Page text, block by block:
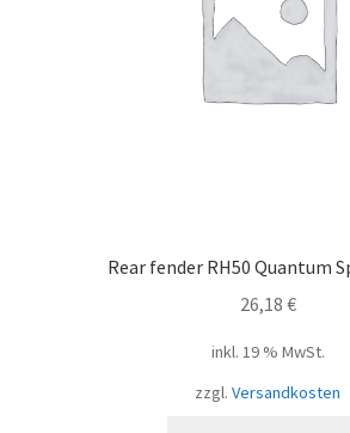
Rear fender RH50 Quantum
26,18 €
inkl. 19 % MwSt.
zzgl. Versandkosten